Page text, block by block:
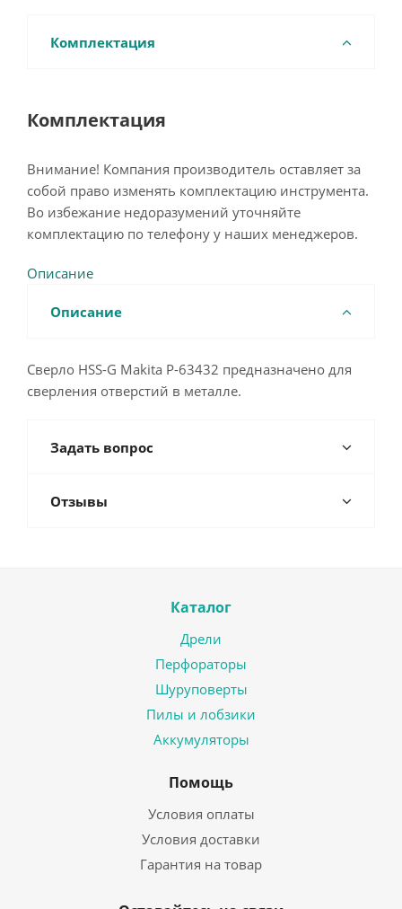
Комплектация
Комплектация
Внимание! Компания производитель оставляет за
собой право изменять комплектацию инструмента.
Во избежание недоразумений уточняйте
комплектацию по телефону у наших менеджеров.
Описание
Описание
Сверло HSS-G Makita P-63432 предназначено для
сверления отверстий в металле.
Задать вопрос
Отзывы
Каталог
Дрели
Перфораторы
Шуруповерты
Пилы и лобзики
Аккумуляторы
Помощь
Условия оплаты
Условия доставки
Гарантия на товар